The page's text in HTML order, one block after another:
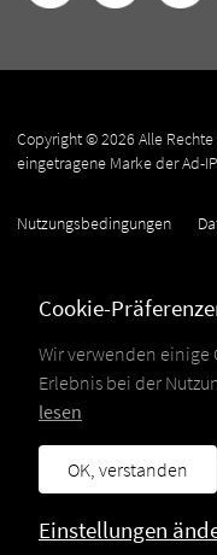
Copyright © 2026 Alle
eingetragene Marke der Ad-
Nutzungsbedingungen
Cookie-
Wir verwenden einige
Erlebnis bei der
lesen
OK, verstanden
Einstellungen